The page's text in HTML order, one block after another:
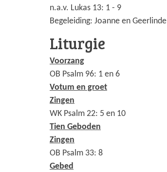
n.a.v. Lukas 13: 1 - 9
Begeleiding: Joanne en Geerlinde
Liturgie
Voorzang
OB Psalm 96: 1 en 6
Votum en groet
Zingen
WK Psalm 22: 5 en 10
Tien Geboden
Zingen
OB Psalm 33: 8
Gebed